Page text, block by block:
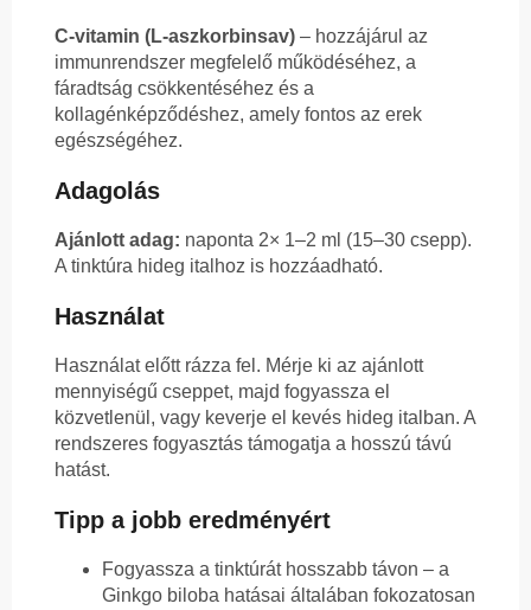
C-vitamin (L-aszkorbinsav) – hozzájárul az
immunrendszer megfelelő működéséhez, a
fáradtság csökkentéséhez és a
kollagénképződéshez, amely fontos az erek
egészségéhez.
Adagolás
Ajánlott adag: naponta 2× 1–2 ml (15–30 csepp).
A tinktúra hideg italhoz is hozzáadható.
Használat
Használat előtt rázza fel. Mérje ki az ajánlott
mennyiségű cseppet, majd fogyassza el
közvetlenül, vagy keverje el kevés hideg italban. A
rendszeres fogyasztás támogatja a hosszú távú
hatást.
Tipp a jobb eredményért
Fogyassza a tinktúrát hosszabb távon – a
Ginkgo biloba hatásai általában fokozatosan